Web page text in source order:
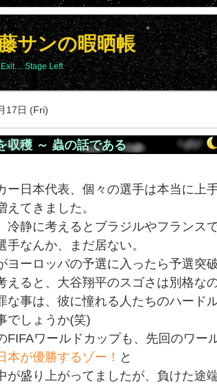
ンの暇晒帳
Stage Left
17日 (Fri)
収穫 ～ 蟲の話である
ー日本代表、個々の選手は本当に上
えてきました。
冷静に考えるとブラジルやフランス
手なんか、まだ居ない。
ヨーロッパの予選に入ったら予選突
えると、大谷翔平のスゴさは別格な
な事は、彼に憧れる人たちのハード
でしょうか(笑)
FIFAワールドカップも、先回のワー
本が優勝するゾー！ と
が盛り上がってましたが、負けた